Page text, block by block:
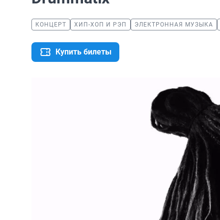
КОНЦЕРТ ХИП-ХОП И РЭП ЭЛЕКТРОННАЯ МУЗЫКА
Купить билеты